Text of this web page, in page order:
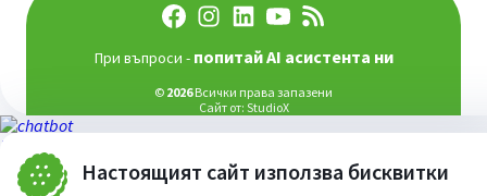
Настоящият сайт използва бисквитки
При въпроси - попитай AI асистента ни
© 2026Всички права запазени
Сайт от: StudioX